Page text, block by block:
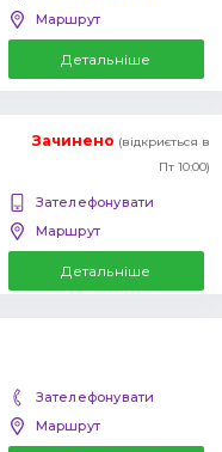
Маршрут
Детальніше
Зачинено (відкриється в
Пт 10:00)
Зателефонувати
Маршрут
Детальніше
Зателефонувати
Маршрут